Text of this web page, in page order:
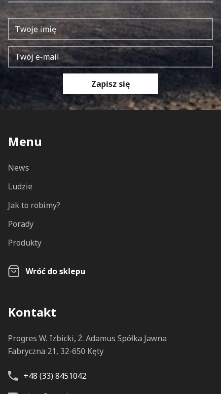
Zapisz się
Menu
News
Ludzie
Jak to robimy?
Porady
Produkty
Wróć do sklepu
Kontakt
Progres W. Izbicki, Ż. Adamus Spółka Jawna
Fabryczna 21, 32-650 Kęty
+48 (33) 8451042